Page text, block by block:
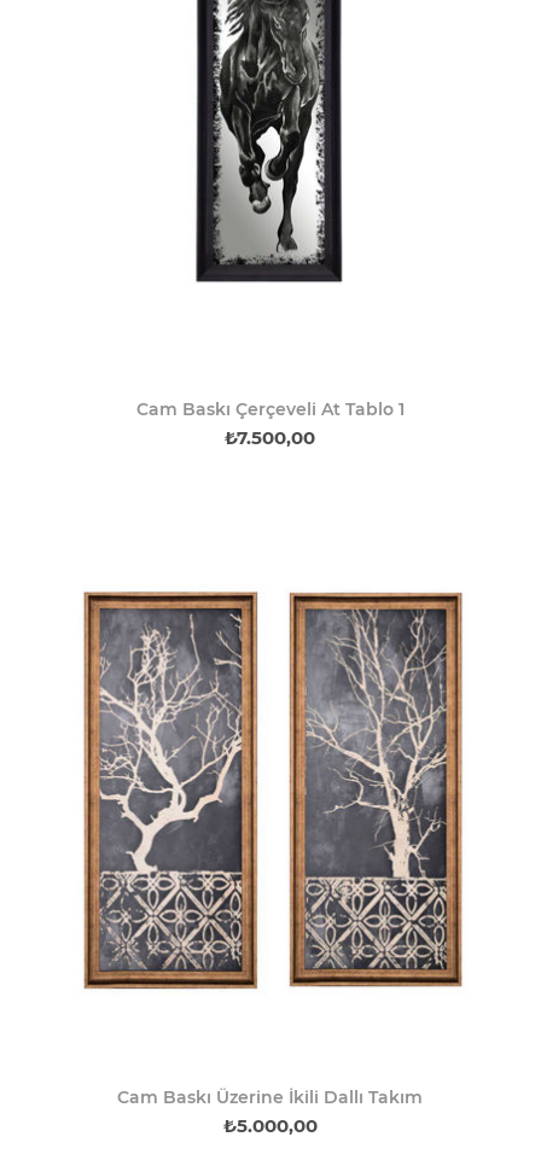
Cam Baskı Çerçeveli At Tablo 1
₺7.500,00
Cam Baskı Üzerine İkili Dallı Takım
₺5.000,00